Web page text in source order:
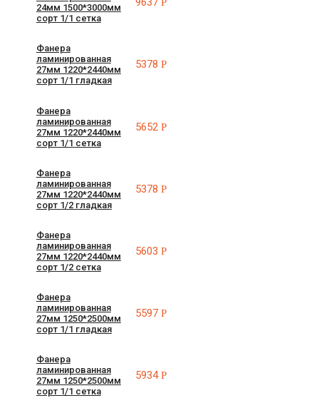
24мм 1500*3000мм
сорт 1/1 сетка
Фанера
ламинированная
27мм 1220*2440мм
сорт 1/1 гладкая
5378Р
Фанера
ламинированная
27мм 1220*2440мм
сорт 1/1 сетка
5652Р
Фанера
ламинированная
27мм 1220*2440мм
сорт 1/2 гладкая
5378Р
Фанера
ламинированная
27мм 1220*2440мм
сорт 1/2 сетка
5603Р
Фанера
ламинированная
27мм 1250*2500мм
сорт 1/1 гладкая
5597Р
Фанера
ламинированная
27мм 1250*2500мм
сорт 1/1 сетка
5934Р